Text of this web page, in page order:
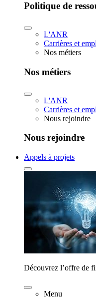
Politique de
L'ANR
Carrières et
Nos métiers
Nos métiers
L'ANR
Carrières et
Nous rejoindre
Nous rejoindre
Appels à projets
Découvrez l’offre de
Menu